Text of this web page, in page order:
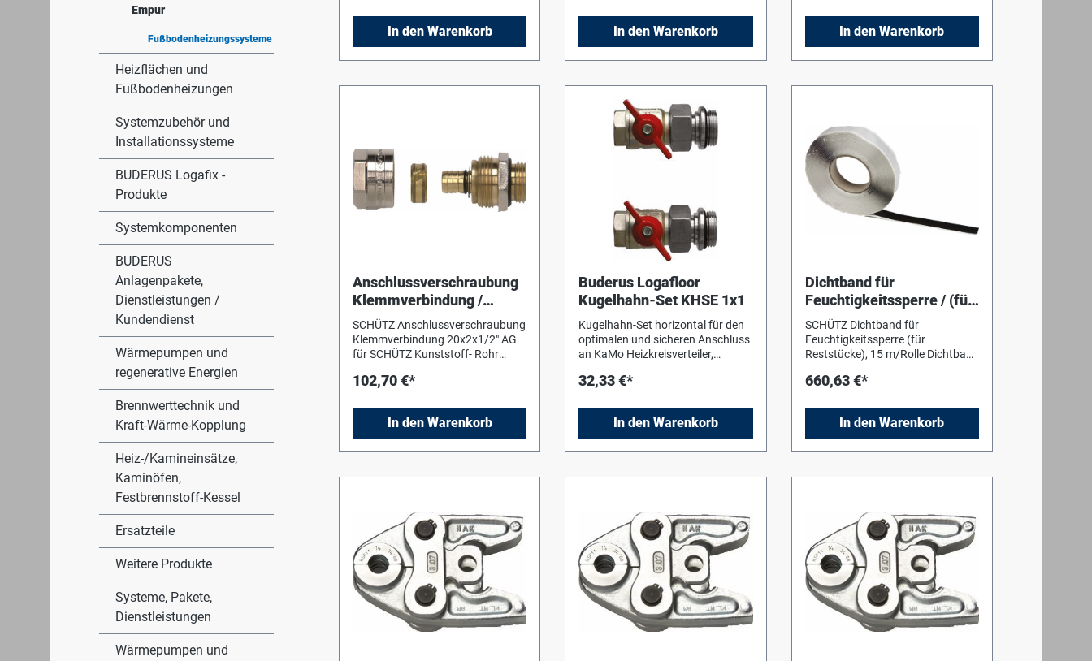
Empur
Fußbodenheizungssysteme
Heizflächen und
Fußbodenheizungen
Systemzubehör und
Installationssysteme
BUDERUS Logafix -
Produkte
Systemkomponenten
BUDERUS
Anlagenpakete,
Dienstleistungen /
Kundendienst
Wärmepumpen und
regenerative Energien
Brennwerttechnik und
Kraft-Wärme-Kopplung
Heiz-/Kamineinsätze,
Kaminöfen,
Festbrennstoff-Kessel
Ersatzteile
Weitere Produkte
Systeme, Pakete,
Dienstleistungen
Wärmepumpen und
In den Warenkorb In den Warenkorb In den Warenkorb
Anschlussverschraubung
Klemmverbindung /
20x2x1/2" AG für Schütz
Kunststoff- Rohr
SCHÜTZ Anschlussverschraubung
Klemmverbindung 20x2x1/2" AG
für SCHÜTZ Kunststoff- Rohr
Messing, zum Anschluss an
102,70 €*
In den Warenkorb
Buderus Logafloor
Kugelhahn-Set KHSE 1x1
Kugelhahn-Set horizontal für den
optimalen und sicheren Anschluss
an KaMo Heizkreisverteiler,
Kugelhähne mit lösbaren
an den Verteiler 1" AG. Alle
Armaturen voll vernickelt und mit
hochwertigen selbstdichtenden
32,33 €*
In den Warenkorb
Dichtband für
Feuchtigkeitssperre / (für
Reststücke), 15 m/ Rolle
SCHÜTZ Dichtband für
Feuchtigkeitssperre (für
Reststücke), 15 m/Rolle Dichtband
zur Verarbeitung der Reststücke
660,63 €*
In den Warenkorb